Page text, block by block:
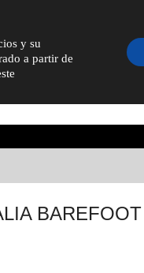
BAREFOOT
y su
a partir de